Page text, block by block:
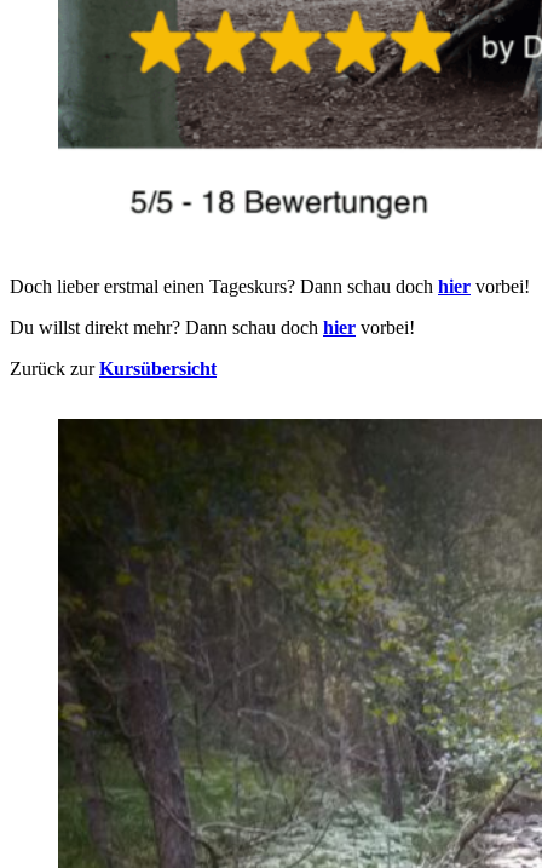
Doch lieber erstmal einen Tageskurs? Dann schau doch hier vorbei!
Du willst direkt mehr? Dann schau doch hier vorbei!
Zurück zurKursübersicht